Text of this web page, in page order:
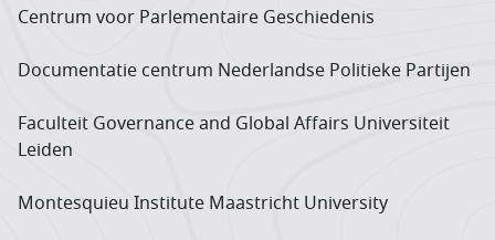
Centrum voor Parlementaire Geschiedenis
Documentatie centrum Neder­landse Politieke Partijen
Faculteit Governance and Global Affairs Universiteit
Leiden
Montesquieu Institute Maastricht University